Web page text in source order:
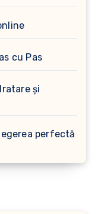
cu Pas
și
perfectă